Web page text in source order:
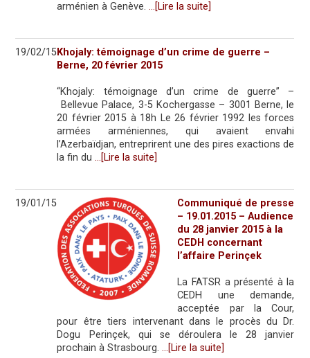
arménien à Genève. …[Lire la suite]
19/02/15Khojaly: témoignage d’un crime de guerre –
Berne, 20 février 2015
“Khojaly: témoignage d’un crime de guerre” –
Bellevue Palace, 3-5 Kochergasse – 3001 Berne, le
20 février 2015 à 18h Le 26 février 1992 les forces
armées arméniennes, qui avaient envahi
l’Azerbaïdjan, entreprirent une des pires exactions de
la fin du …[Lire la suite]
19/01/15
Communiqué de presse
– 19.01.2015 – Audience
du 28 janvier 2015 à la
CEDH concernant
l’affaire Perinçek
La FATSR a présenté à la
CEDH une demande,
acceptée par la Cour,
pour être tiers intervenant dans le procès du Dr.
Dogu Perinçek, qui se déroulera le 28 janvier
prochain à Strasbourg. …[Lire la suite]